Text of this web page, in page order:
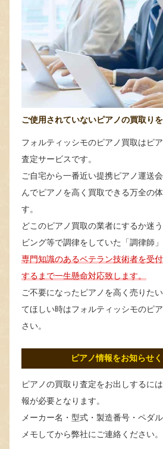
ご使用されていないピアノの買取りを
フォルティッシモのピアノ買取はピ
査定サービスです。
ご自宅から一番近い提携ピアノ運送
んでピアノを高く買取できる万全の
す。
どこのピアノ買取の業者にするか迷
ビング等で調律をしていた「調律師
専門知識のあるベテラン技術者を受
するまで一生懸命対応致します。
ご不要になったピアノを高く売りた
てほしい時はフォルティッシモのピ
さい。
ピアノ情報をお知らせく
ピアノの買取り査定をお出しするに
報が必要となります。
メーカー名・型式・製造番号・ペダ
メモしてから弊社にご連絡ください。